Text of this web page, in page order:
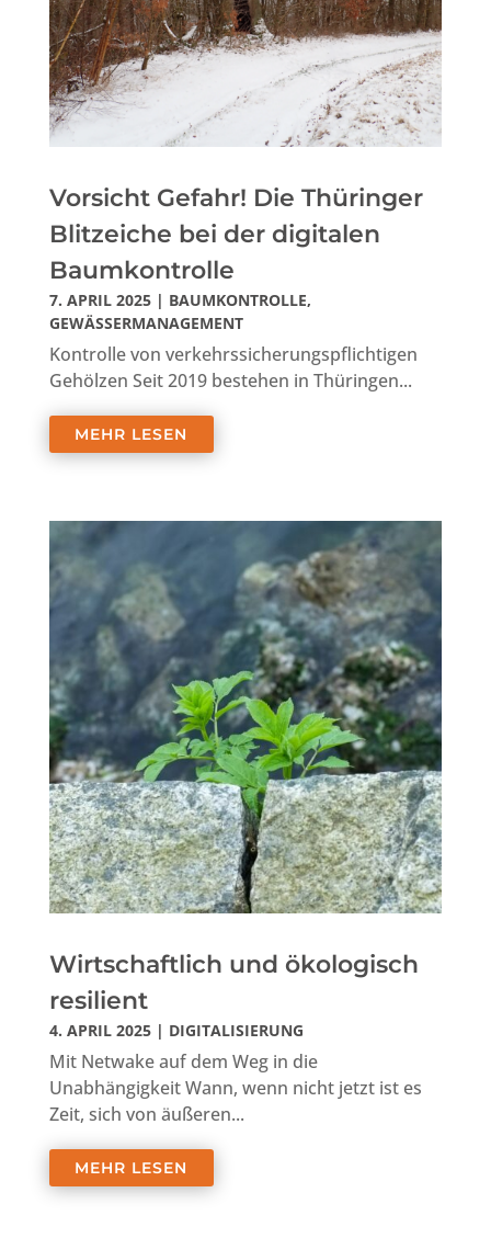
Vorsicht Gefahr! Die Thüringer
Blitzeiche bei der digitalen
Baumkontrolle
7. APRIL 2025| BAUMKONTROLLE,
GEWÄSSERMANAGEMENT
Kontrolle von verkehrssicherungspflichtigen
Gehölzen Seit 2019 bestehen in Thüringen...
MEHR LESEN
Wirtschaftlich und ökologisch
resilient
4. APRIL 2025| DIGITALISIERUNG
Mit Netwake auf dem Weg in die
Unabhängigkeit Wann, wenn nicht jetzt ist es
Zeit, sich von äußeren...
MEHR LESEN